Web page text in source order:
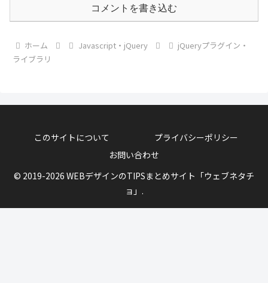
コメントを書き込む
ホーム Javascript・jQuery
jQueryプラグイン・
ライブラリ
このサイトについて
プライバシーポリシー
お問い合わせ
© 2019-2026 WEBデザインのTIPSまとめサイト「ウェブネタチ
ョ」.